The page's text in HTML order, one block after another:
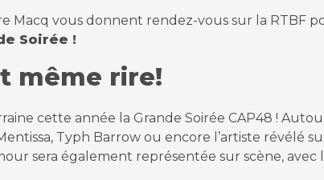
Macq vous donnent rendez-vous sur la RTBF
Soirée !
même rire!
cette année la Grande Soirée CAP48 !
Typh Barrow ou encore l’artiste révélé
sera également représentée sur scène, avec